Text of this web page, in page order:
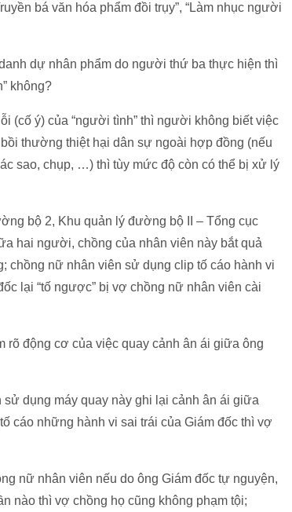
bá văn hóa phẩm đồi trụy”, “Làm nhục người
dự nhân phẩm do người thứ ba thực hiện thì
không?
(cố ý) của “người tình” thì người không biết việc
thường thiệt hại dân sự ngoài hợp đồng (nếu
sao, chụp, …) thì tùy mức độ còn có thể bị xử lý
bộ 2, Khu quản lý đường bộ II – Tổng cục
hai người, chồng của nhân viên này bắt quả
chồng nữ nhân viên sử dụng clip tố cáo hành vi
lại “tố ngược” bị vợ chồng nữ nhân viên cài
rõ động cơ của việc quay cảnh ân ái giữa ông
dụng máy quay này ghi lại cảnh ân ái giữa
cáo những hành vi sai trái của Giám đốc thì vợ
nữ nhân viên nếu do ông Giám đốc tự nguyện,
nào thì vợ chồng họ cũng không phạm tội;